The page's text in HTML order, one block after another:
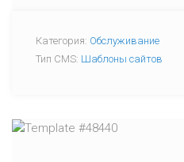
Категория: Обслуживание
Тип CMS: Шаблоны сайтов